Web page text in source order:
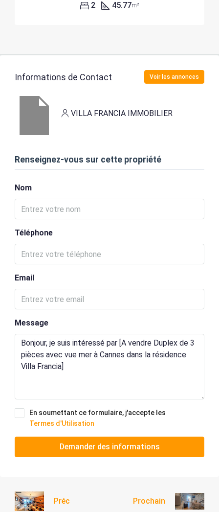
2 45.77m²
Informations de Contact Voir les annonces
VILLA FRANCIA IMMOBILIER
Renseignez-vous sur cette propriété
Nom
Téléphone
Email
Message
En soumettant ce formulaire, j'accepte les
Termes d'Utilisation
Demander des informations
Préc Prochain